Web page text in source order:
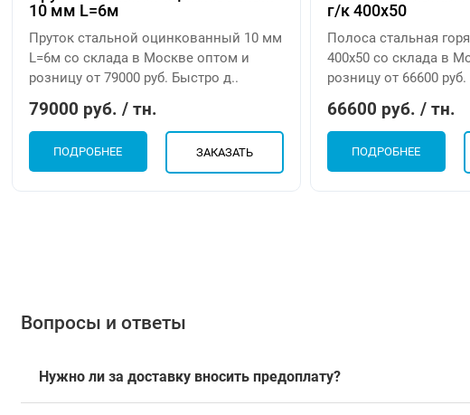
10 мм L=6м
Пруток стальной оцинкованный 10 мм
L=6м со склада в Москве оптом и
розницу от 79000 руб. Быстро д..
79000 руб. / тн.
ПОДРОБНЕЕ ЗАКАЗАТЬ
г/к 400х50
Полоса стальная
400х50 со склада в
розницу от 66600
66600 руб. / тн.
ПОДРОБНЕЕ
Вопросы и ответы
Нужно ли за доставку вносить предоплату?